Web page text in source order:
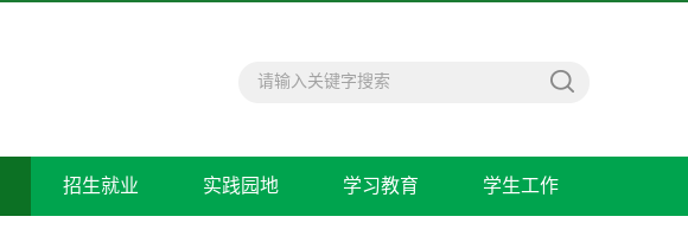
招生就业 实践园地 学习教育 学生工作